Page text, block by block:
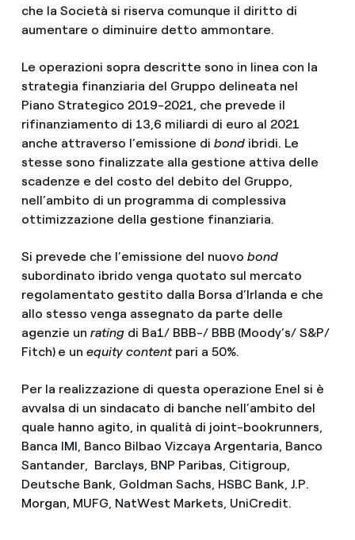
che la Società si riserva comunque il diritto di
aumentare o diminuire detto ammontare.
Le operazioni sopra descritte sono in linea con la
strategia finanziaria del Gruppo delineata nel
Piano Strategico 2019-2021, che prevede il
rifinanziamento di 13,6 miliardi di euro al 2021
anche attraverso l’emissione di bondibridi. Le
stesse sono finalizzate alla gestione attiva delle
scadenze e del costo del debito del Gruppo,
nell’ambito di un programma di complessiva
ottimizzazione della gestione finanziaria.
Si prevede che l’emissione del nuovo bond
subordinato ibrido venga quotato sul mercato
regolamentato gestito dalla Borsa d’Irlanda e che
allo stesso venga assegnato da parte delle
agenzie un rating di Ba1/ BBB-/ BBB (Moody’s/ S&P/
Fitch) e un equity contentpari a 50%.
Per la realizzazione di questa operazione Enel si è
avvalsa di un sindacato di banche nell’ambito del
quale hanno agito, in qualità di joint-bookrunners,
Banca IMI, Banco Bilbao Vizcaya Argentaria, Banco
Santander, Barclays, BNP Paribas, Citigroup,
Deutsche Bank, Goldman Sachs, HSBC Bank, J.P.
Morgan, MUFG, NatWest Markets, UniCredit.